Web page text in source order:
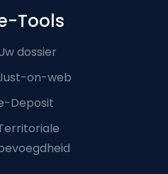
Tools
dossier
on-web
Deposit